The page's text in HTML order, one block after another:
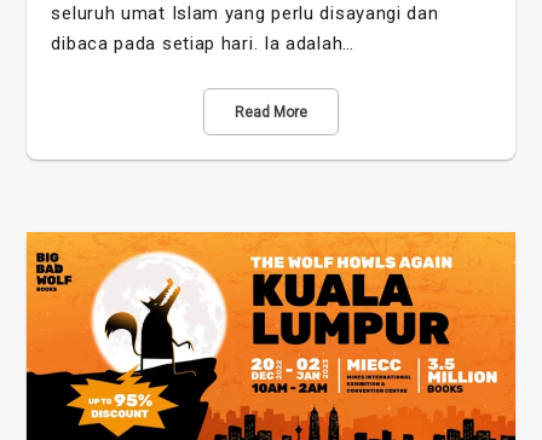
seluruh umat Islam yang perlu disayangi dan
dibaca pada setiap hari. Ia adalah…
Read More